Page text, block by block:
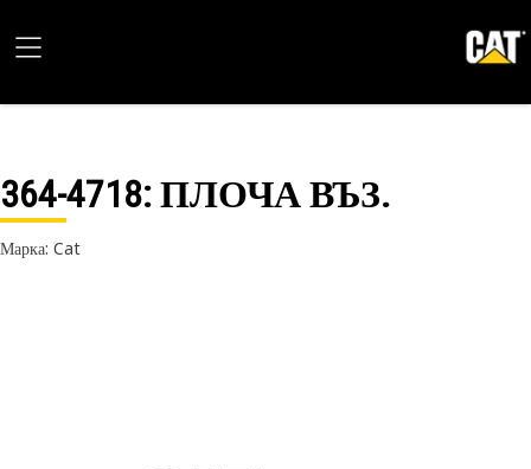
364-4718: ПЛОЧА ВЪЗ.
Марка: Cat